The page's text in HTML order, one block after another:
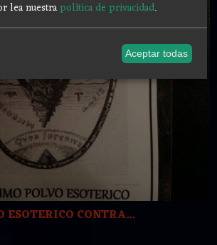
ESOTERICO CONTRA...
lea nuestrapolítica de privacidad.
Aceptar todas